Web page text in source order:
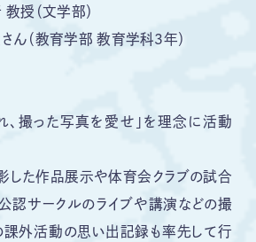
（文学部）
（教育学部 教育学科３年）
、撮った写真を愛せ｣を理念に活動
した作品展示や体育会クラブの試合
認サークルのライブや講演などの撮
課外活動の思い出記録も率先して行